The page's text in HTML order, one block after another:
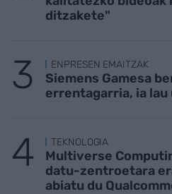
ditzakete"
ENPRESEN EMAITZAK
Siemens Gamesa
errentagarria, ia
TEKNOLOGIA
Multiverse
datu-zentroetara
abiatu du